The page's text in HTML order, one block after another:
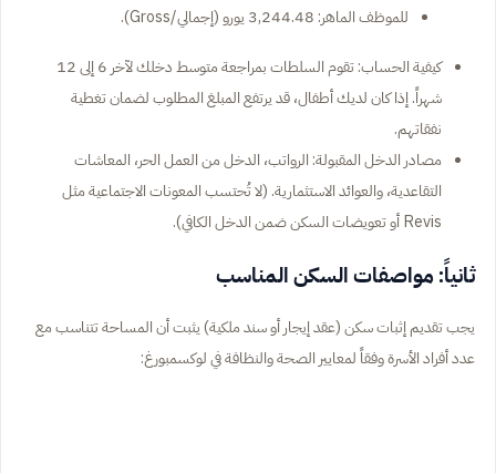
للموظف الماهر: 3,244.48 يورو (إجمالي/Gross).
كيفية الحساب: تقوم السلطات بمراجعة متوسط دخلك لآخر 6 إلى 12
شهراً. إذا كان لديك أطفال، قد يرتفع المبلغ المطلوب لضمان تغطية
نفقاتهم.
مصادر الدخل المقبولة: الرواتب، الدخل من العمل الحر، المعاشات
التقاعدية، والعوائد الاستثمارية. (لا تُحتسب المعونات الاجتماعية مثل
Revisأو تعويضات السكن ضمن الدخل الكافي).
ثانياً: مواصفات السكن المناسب
يجب تقديم إثبات سكن (عقد إيجار أو سند ملكية) يثبت أن المساحة تتناسب مع
عدد أفراد الأسرة وفقاً لمعايير الصحة والنظافة في لوكسمبورغ: